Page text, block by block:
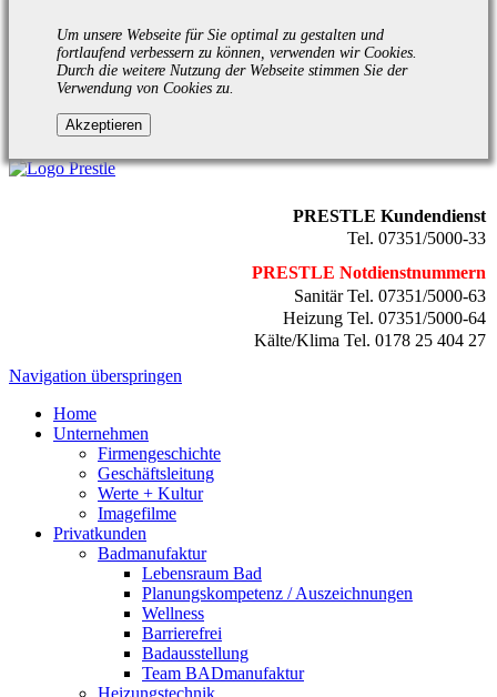
Um unsere Webseite für Sie optimal zu gestalten und
fortlaufend verbessern zu können, verwenden wir Cookies.
Durch die weitere Nutzung der Webseite stimmen Sie der
Verwendung von Cookies zu.
PRESTLE Kundendienst
Tel. 07351/5000-33
PRESTLE Notdienstnummern
Sanitär Tel. 07351/5000-63
Heizung Tel. 07351/5000-64
Kälte/Klima Tel. 0178 25 404 27
Navigation überspringen
Home
Unternehmen
Firmengeschichte
Geschäftsleitung
Werte + Kultur
Imagefilme
Privatkunden
Badmanufaktur
Lebensraum Bad
Planungskompetenz / Auszeichnungen
Wellness
Barrierefrei
Badausstellung
Team BADmanufaktur
Heizungstechnik